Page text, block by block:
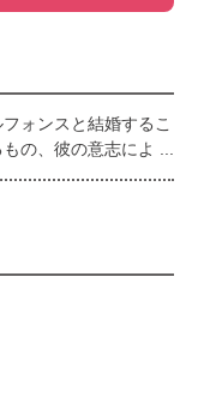
ォンスと結婚するこ
の、彼の意志による
われたオデットの危
王女と恋人同士だと
想い続けるオデット
は、なんとアルフォ
ンスとの結婚を受諾
？WEB発の人気小